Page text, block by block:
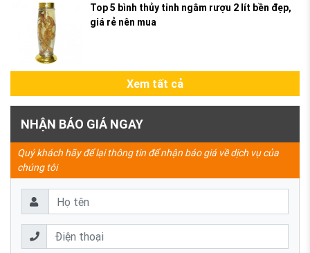
Top 5 bình thủy tinh ngâm rượu 2 lít bền đẹp,
giá rẻ nên mua
Xem tất cả
NHẬN BÁO GIÁ NGAY
Quý khách hãy để lại thông tin để nhận báo giá về dịch vụ của
chúng tôi